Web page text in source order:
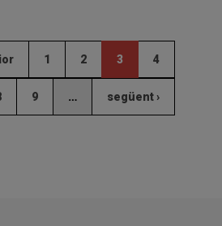
1 2 3 4
9 … següent ›